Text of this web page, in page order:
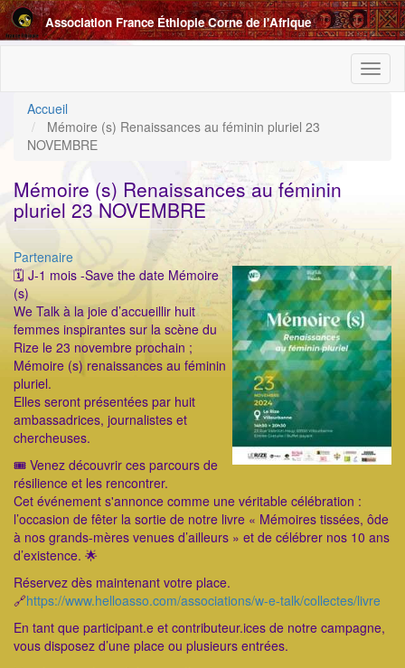
Aller
au
contenu
Association France Éthiopie Corne de l'Afrique
Accueil
Mémoire (s) Renaissances au féminin pluriel 23
NOVEMBRE
Mémoire (s) Renaissances au féminin
pluriel 23 NOVEMBRE
Catégorie
Partenaire
ImageenAvant
🗓 J-1 mois -Save the date Mémoire
(s)
We Talk à la joie d’accueillir huit
femmes inspirantes sur la scène du
Rize le 23 novembre prochain ;
Mémoire (s) renaissances au féminin
pluriel.
Elles seront présentées par huit
ambassadrices, journalistes et
chercheuses.
🎟 Venez découvrir ces parcours de
résilience et les rencontrer.
Cet événement s'annonce comme une véritable célébration :
l’occasion de fêter la sortie de notre livre « Mémoires tissées, ôde
à nos grands-mères venues d’ailleurs » et de célébrer nos 10 ans
d’existence. 🌟
Réservez dès maintenant votre place.
🔗https://www.helloasso.com/associations/w-e-talk/collectes/livre
En tant que participant.e et contributeur.ices de notre campagne,
vous disposez d’une place ou plusieurs entrées.